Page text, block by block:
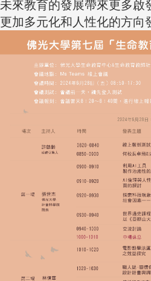
未來教育的發展帶來更多啟
更加多元化和人性化的方向